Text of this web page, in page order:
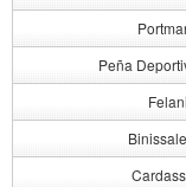
Peña